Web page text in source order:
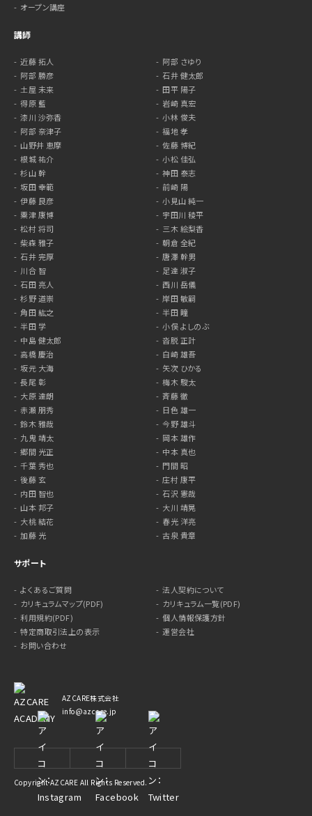
オープン講座
講師
近藤 拓人
阿部 さゆり
阿部 勝彦
石井 健太郎
土屋 未来
田平 陽子
得原 藍
岩崎 真宏
漆川 沙弥香
小林 俊夫
阿部 奈津子
福地 孝
山野井 恵摩
佐藤 博紀
根城 祐介
小松 佳弘
杉山 幹
神田 泰志
坂田 幸範
前崎 陽
伊藤 良彦
小見山 純一
粟津 康博
宇田川 稜平
松村 将司
三木 絵梨香
柴森 雅子
朝倉 全紀
石井 完厚
唐澤 幹男
川合 智
足達 淑子
石田 亮人
西川 岳儀
杉野 道崇
岸田 敏嗣
角田 紘之
半田 瞳
半田 学
小俣 よしのぶ
中島 健太郎
沓脱 正計
高橋 慶治
白崎 雄吾
坂元 大海
矢次 ひかる
長尾 彰
梅木 駿太
大原 達朗
斉藤 徹
赤瀬 朋秀
日色 雄一
鈴木 雅哉
今野 雄斗
九鬼 靖太
岡本 雄作
郷間 光正
中本 真也
千葉 秀也
門間 昭
後藤 玄
庄村 康平
内田 智也
石沢 憲哉
山本 邦子
大川 靖晃
大桃 結花
春光 洋亮
加藤 光
古泉 貴章
サポート
よくあるご質問
法人契約について
カリキュラムマップ(PDF)
カリキュラム一覧(PDF)
利用規約(PDF)
個人情報保護方針
特定商取引法上の表示
運営会社
お問い合わせ
AZCARE株式会社
info@azcare.jp
Copyright AZCARE All Rights Reserved.